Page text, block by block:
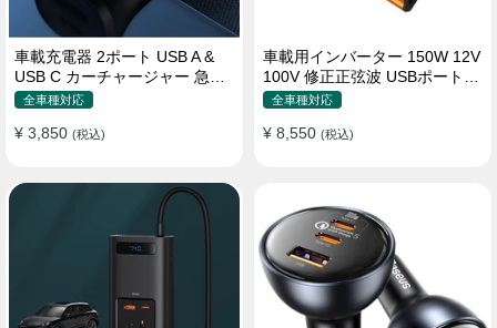
車載充電器 2ポート USB A &
USB C カーチャージャー 急速
充電USB [36W 12V-24V ]
全車種対応
¥ 3,850 (税込)
車載用インバーター 150W 12V
100V 修正正弦波 USBポート2
口 コンバーター 防災用品 チャ
全車種対応
¥ 8,550 (税込)